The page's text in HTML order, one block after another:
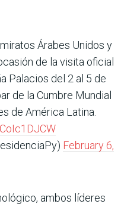
Árabes Unidos y
de la visita oficial
Palacios del 2 al 5 de
de la Cumbre Mundial
de América Latina.
February 6,
ambos líderes